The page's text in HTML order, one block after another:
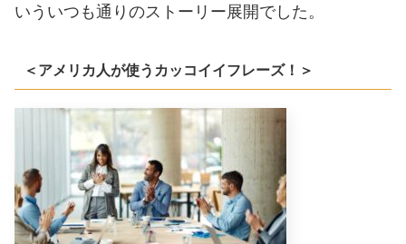
いういつも通りのストーリー展開でした。
＜アメリカ人が使うカッコイイフレーズ！＞